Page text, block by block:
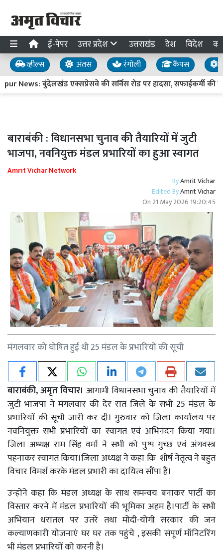
ई-पेपर उत्तर प्रदेश उत्तराखंड देश विदेश
व्हील्स अंतस रंगोली कैंपस
News: बुंदेलखंड एक्सप्रेसवे की सर्विस रोड पर हादसा, सफाईकर्मी की
बाराबंकी : विधानसभा चुनाव की तैयारियों में जुटी
भाजपा, नवनियुक्त मंडल प्रभारियों का हुआ स्वागत
Amrit Vichar Network
ByAmrit Vichar
Edited ByAmrit Vichar
On 21 May 2026 19:20:45
मंगलवार को घोषित हुई थी 25 मंडल के प्रभारियों की सूची
बाराबंकी, अमृत विचार। आगामी विधानसभा चुनाव की तैयारियों में
जुटी भाजपा ने मंगलवार की देर रात जिले के सभी 25 मंडल के
प्रभारियों की सूची जारी कर दी। गुरुवार को जिला कार्यालय पर
नवनियुक्त सभी प्रभारियों का स्वागत एवं अभिनंदन किया गया।
जिला अध्यक्ष राम सिंह वर्मा ने सभी को पुष्प गुच्छ एवं अंगवस्त्र
पहनाकर स्वागत किया।जिला अध्यक्ष ने कहा कि शीर्ष नेतृत्व ने बहुत
विचार विमर्श करके मंडल प्रभारी का दायित्व सौंपा हैं।
उन्होंने कहा कि मंडल अध्यक्ष के साथ समन्वय बनाकर पार्टी का
विस्तार करने में मंडल प्रभारियों की भूमिका अहम है।पार्टी के सभी
अभियान धरातल पर उतरें तथा मोदी-योगी सरकार की जन
कल्याणकारी योजनाएं घर घर तक पहुंचे , इसकी संपूर्ण मॉनिटरिंग
भी मंडल प्रभारियों को करनी है।